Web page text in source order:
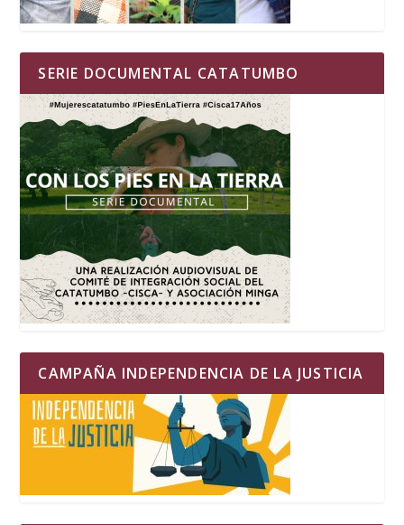
SERIE DOCUMENTAL CATATUMBO
CAMPAÑA INDEPENDENCIA DE LA JUSTICIA